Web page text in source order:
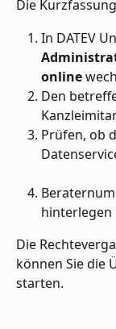
Die
In DATEV
online
Den
Prüfen, ob
hinterlegen
Die
können Sie die
starten.